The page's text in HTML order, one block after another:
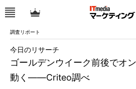
調査リポート
ゴールデンウイーク前後でオ
動く――Criteo調べ
今日のリサーチ